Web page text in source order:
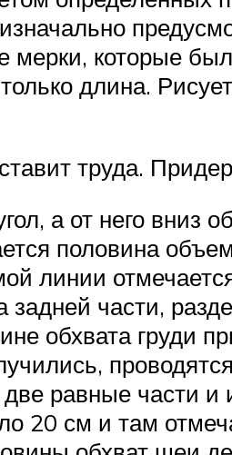
мерки, которые
длина.
труда.
а от него вниз
половина
линии
части,
обхвата груди
равные части и
20 см и там